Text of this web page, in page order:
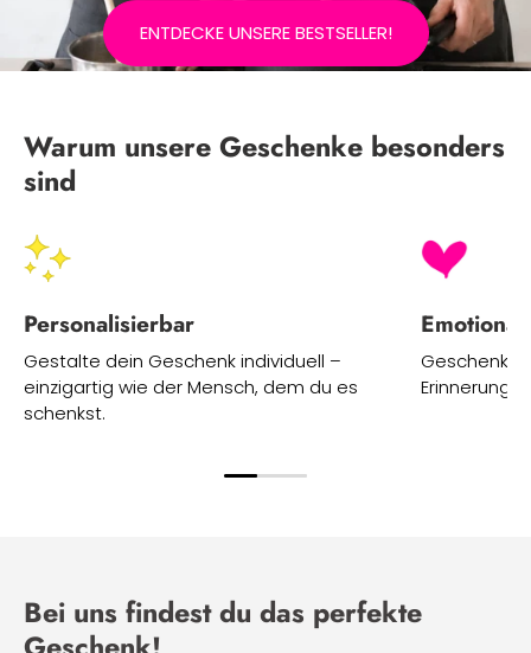
ENTDECKE UNSERE BESTSELLER!
Warum unsere Geschenke besonders
sind
Personalisierbar
Gestalte dein Geschenk individuell –
einzigartig wie der Mensch, dem du es
schenkst.
Geschenke
Bei uns findest du das perfekte